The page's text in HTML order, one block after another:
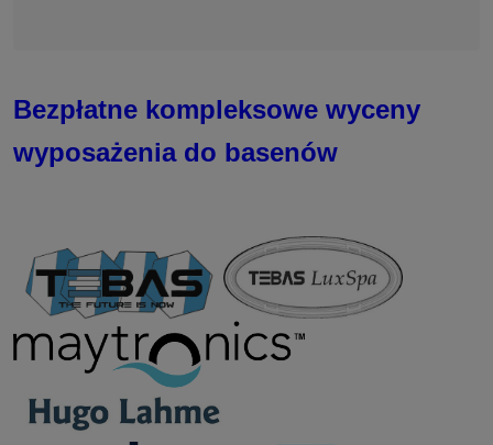
Bezpłatne kompleksowe wyceny
wyposażenia do basenów